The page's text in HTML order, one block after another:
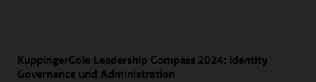
KuppingerCole Leadership Compass 2024: Identity
Governance und Administration